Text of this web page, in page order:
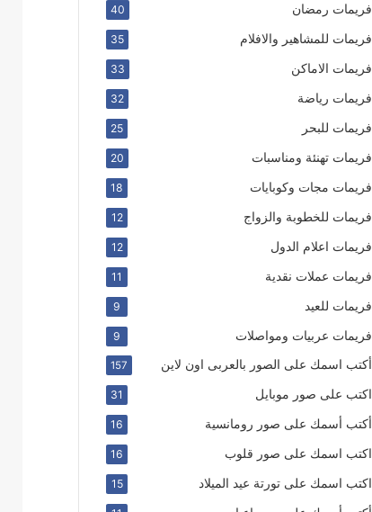
فريمات رمضان 40
فريمات للمشاهير والافلام 35
فريمات الاماكن 33
فريمات رياضة 32
فريمات للبحر 25
فريمات تهنئة ومناسبات 20
فريمات مجات وكوبايات 18
فريمات للخطوبة والزواج 12
فريمات اعلام الدول 12
فريمات عملات نقدية 11
فريمات للعيد 9
فريمات عربيات ومواصلات 9
أكتب اسمك على الصور بالعربى اون لاين 157
اكتب على صور موبايل 31
أكتب أسمك على صور رومانسية 16
اكتب اسمك على صور قلوب 16
اكتب اسمك على تورتة عيد الميلاد 15